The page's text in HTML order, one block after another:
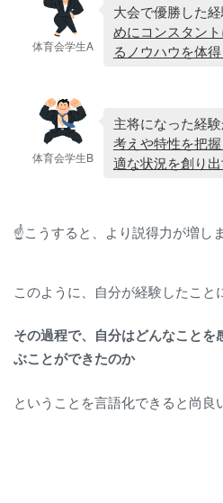
体育会学生A
大会で優勝した経
めにコンスタン
るノウハウを体
体育会学生B
主将になった経験
考えや特性を把
適な状況を創り出
☝こうすると、より説得力が増しま
このように、自分が経験したこと
その過程で、自分はどんなこと
ぶことができたのか
ということを言語化できると尚良